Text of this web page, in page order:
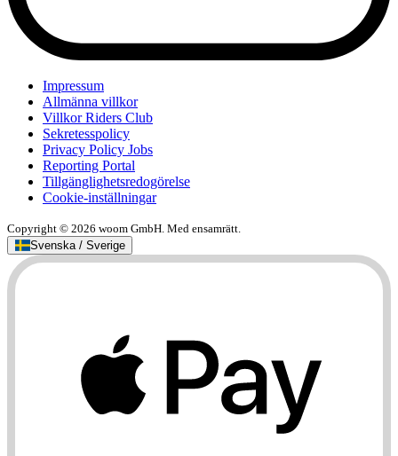
Impressum
Allmänna villkor
Villkor Riders Club
Sekretesspolicy
Privacy Policy Jobs
Reporting Portal
Tillgänglighetsredogörelse
Cookie-inställningar
Copyright © 2026 woom GmbH. Med ensamrätt.
Svenska / Sverige